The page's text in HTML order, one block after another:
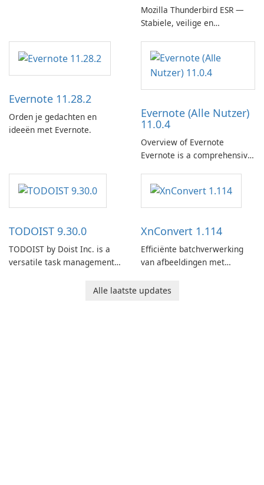
Mozilla Thunderbird ESR —
Stabiele, veilige en
Evernote 11.28.2
Orden je gedachten en
ideeën met Evernote.
Evernote (Alle Nutzer)
11.0.4
Overview of Evernote
Evernote is a comprehensive
software designed to help
users capture, organize, and
access information across
TODOIST 9.30.0
TODOIST by Doist Inc. is a
versatile task management
XnConvert 1.114
Efficiënte batchverwerking
van afbeeldingen met
Alle laatste updates